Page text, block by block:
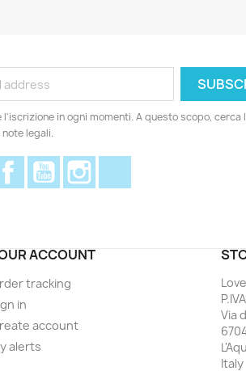
l'iscrizione in ogni momenti. A questo scopo, cerca
legali.
FacebookYouTube
ACCOUNT
tracking
in
account
alerts
Via
Italy